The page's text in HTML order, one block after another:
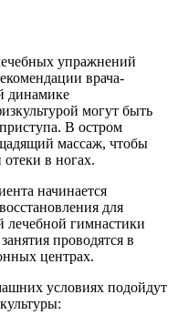
упражнений
врача-
динамике
могут быть
В остром
массаж, чтобы
отеки в ногах.
начинается
для
гимнастики
проводятся в
центрах.
условиях подойдут